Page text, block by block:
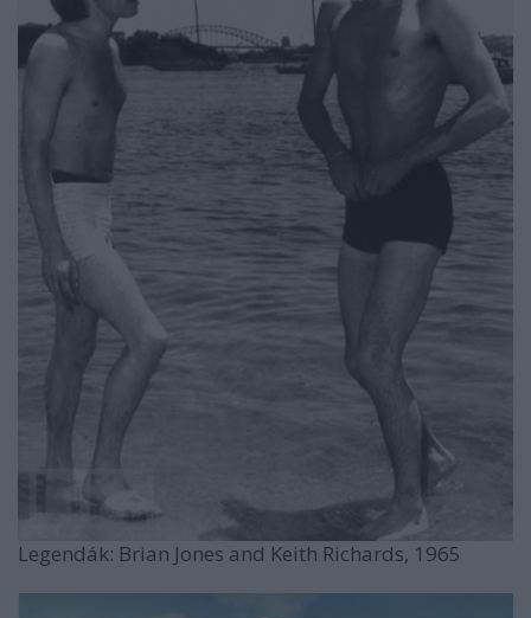
Legendák: Brian Jones and Keith Richards, 1965